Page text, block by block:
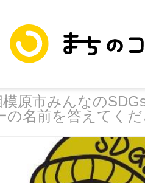
模原市みんなの
の名前を答えてく
トップ